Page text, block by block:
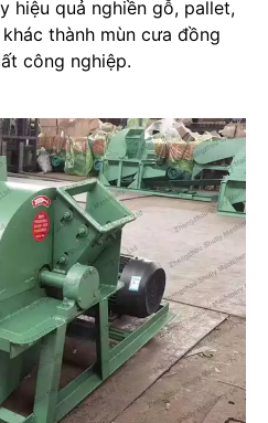
hiệu quả nghiền gỗ, pallet,
thành mùn cưa đồng
công nghiệp.